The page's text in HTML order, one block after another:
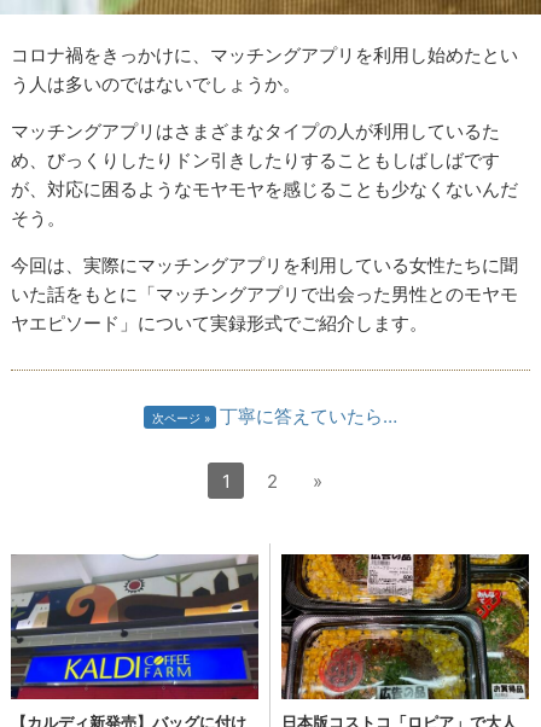
コロナ禍をきっかけに、マッチングアプリを利用し始めたとい
う人は多いのではないでしょうか。
マッチングアプリはさまざまなタイプの人が利用しているた
め、びっくりしたりドン引きしたりすることもしばしばです
が、対応に困るようなモヤモヤを感じることも少なくないんだ
そう。
今回は、実際にマッチングアプリを利用している女性たちに聞
いた話をもとに「マッチングアプリで出会った男性とのモヤモ
ヤエピソード」について実録形式でご紹介します。
次ページ 丁寧に答えていたら…
1 2 »